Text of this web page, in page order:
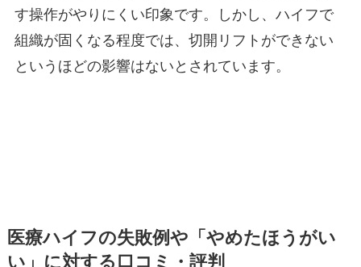
す操作がやりにくい印象です。しかし、ハイフで
組織が固くなる程度では、切開リフトができない
というほどの影響はないとされています。
医療ハイフの失敗例や「やめたほうがい
い」に対する口コミ・評判